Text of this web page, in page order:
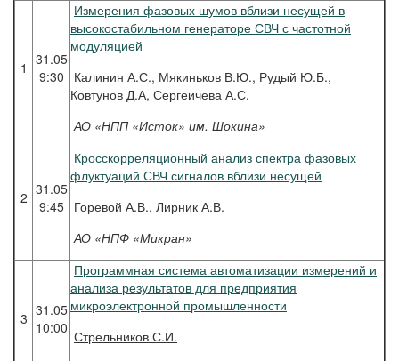
1 31.05
9:30
Измерения фазовых шумов вблизи несущей в
высокостабильном генераторе СВЧ с частотной
модуляцией
Калинин А.С., Мякиньков В.Ю., Рудый Ю.Б.,
Ковтунов Д.А, Сергеичева А.С.
АО «НПП «Исток» им. Шокина»
2 31.05
9:45
Кросскорреляционный анализ спектра фазовых
флуктуаций СВЧ сигналов вблизи несущей
Горевой А.В., Лирник А.В.
АО «НПФ «Микран»
3 31.05
10:00
Программная система автоматизации измерений и
анализа результатов для предприятия
микроэлектронной промышленности
Стрельников С.И.